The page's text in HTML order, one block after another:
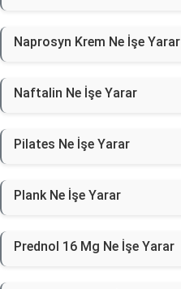
Naprosyn Krem Ne İşe Yarar
Naftalin Ne İşe Yarar
Pilates Ne İşe Yarar
Plank Ne İşe Yarar
Prednol 16 Mg Ne İşe Yarar